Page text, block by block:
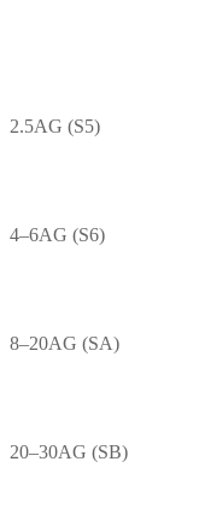
2.5AG (S5)
4–6AG (S6)
8–20AG (SA)
20–30AG (SB)